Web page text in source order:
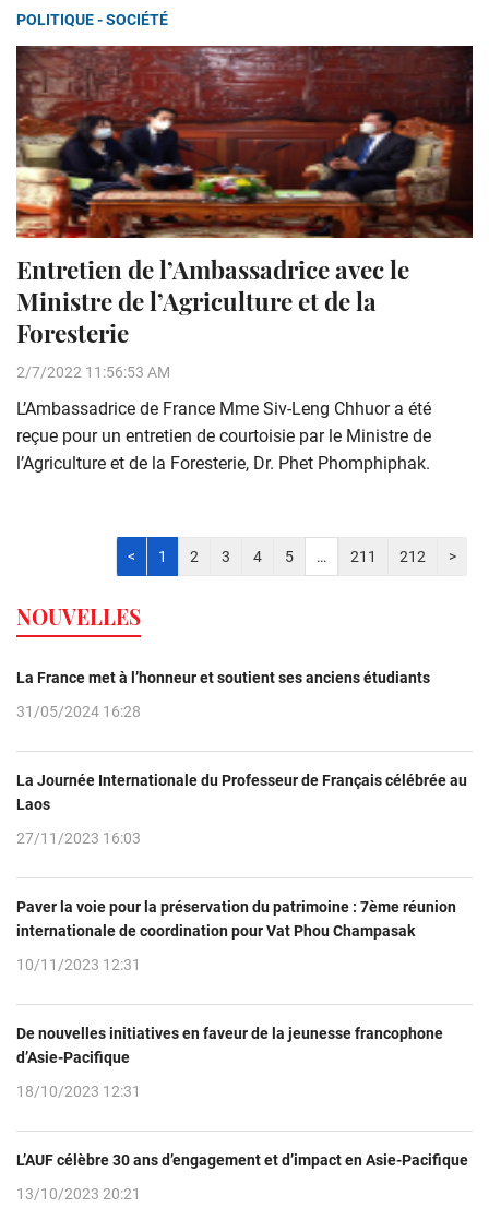
POLITIQUE - SOCIÉTÉ
Entretien de l’Ambassadrice avec le
Ministre de l’Agriculture et de la
Foresterie
2/7/2022 11:56:53 AM
L’Ambassadrice de France Mme Siv-Leng Chhuor a été
reçue pour un entretien de courtoisie par le Ministre de
l’Agriculture et de la Foresterie, Dr. Phet Phomphiphak.
< 1 2 3 4 5 … 211 212 >
NOUVELLES
La France met à l’honneur et soutient ses anciens étudiants
31/05/2024 16:28
La Journée Internationale du Professeur de Français célébrée au
Laos
27/11/2023 16:03
Paver la voie pour la préservation du patrimoine : 7ème réunion
internationale de coordination pour Vat Phou Champasak
10/11/2023 12:31
De nouvelles initiatives en faveur de la jeunesse francophone
d’Asie-Pacifique
18/10/2023 12:31
L’AUF célèbre 30 ans d’engagement et d’impact en Asie-Pacifique
13/10/2023 20:21